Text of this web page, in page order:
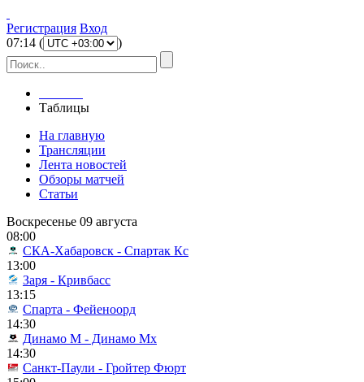
Регистрация Вход
07:14 ( )
Таблицы
На главную
Трансляции
Лента новостей
Обзоры матчей
Статьи
Воскресенье 09 августа
08:00
СКА-Хабаровск - Спартак Кс
13:00
Заря - Кривбасс
13:15
Спарта - Фейеноорд
14:30
Динамо М - Динамо Мх
14:30
Санкт-Паули - Гройтер Фюрт